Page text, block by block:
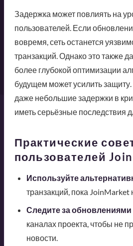
Задержка может повлиять на
пользователей. Если
вовремя, сеть останется
транзакций. Однако это также
более глубокой оптимизации
будущем может усилить
даже небольшие задержки в
иметь серьёзные последствия
Практические
пользователей
Используйте
транзакций, пока JoinMarket
Следите за обновлениями
каналах проекта, чтобы не
новости.